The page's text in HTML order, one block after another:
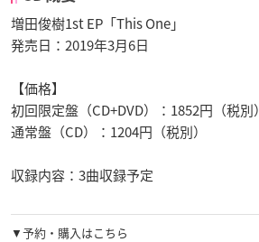
増田俊樹1st EP「This One」
発売日：2019年3月6日
【価格】
初回限定盤（CD+DVD）：1852円（税別）
通常盤（CD）：1204円（税別）
収録内容：3曲収録予定
▼予約・購入はこちら